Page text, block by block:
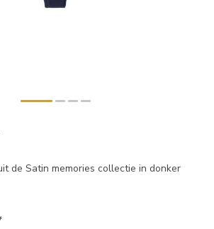
de Satin memories collectie in donker